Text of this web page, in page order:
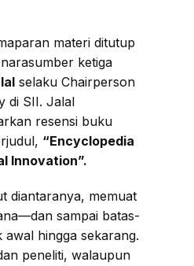
materi ditutup
ketiga
selaku Chairperson
di SII. Jalal
resensi buku
“Encyclopedia
Innovation”.
diantaranya, memuat
sampai batas-
hingga sekarang.
peneliti, walaupun